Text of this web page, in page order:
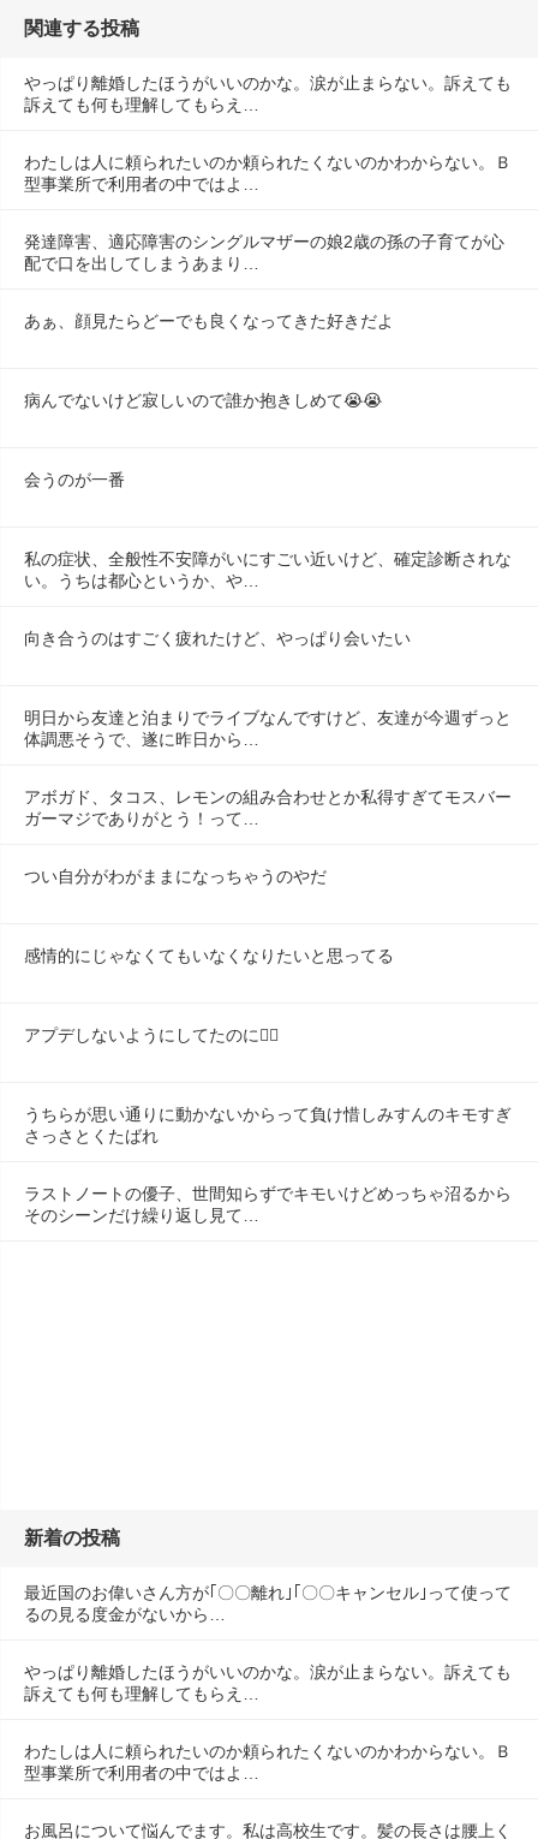
関連する投稿
やっぱり離婚したほうがいいのかな。涙が止まらない。訴えても
訴えても何も理解してもらえ…
わたしは人に頼られたいのか頼られたくないのかわからない。Ｂ
型事業所で利用者の中ではよ…
発達障害、適応障害のシングルマザーの娘2歳の孫の子育てが心
配で口を出してしまうあまり…
あぁ、顔見たらどーでも良くなってきた好きだよ
病んでないけど寂しいので誰か抱きしめて😭😭
会うのが一番
私の症状、全般性不安障がいにすごい近いけど、確定診断されな
い。うちは都心というか、や…
向き合うのはすごく疲れたけど、やっぱり会いたい
明日から友達と泊まりでライブなんですけど、友達が今週ずっと
体調悪そうで、遂に昨日から…
アボガド、タコス、レモンの組み合わせとか私得すぎてモスバー
ガーマジでありがとう！って…
つい自分がわがままになっちゃうのやだ
感情的にじゃなくてもいなくなりたいと思ってる
アプデしないようにしてたのに😶‍🌫️
うちらが思い通りに動かないからって負け惜しみすんのキモすぎ
さっさとくたばれ
ラストノートの優子、世間知らずでキモいけどめっちゃ沼るから
そのシーンだけ繰り返し見て…
新着の投稿
最近国のお偉いさん方が｢〇〇離れ｣｢〇〇キャンセル｣って使って
るの見る度金がないから…
やっぱり離婚したほうがいいのかな。涙が止まらない。訴えても
訴えても何も理解してもらえ…
わたしは人に頼られたいのか頼られたくないのかわからない。Ｂ
型事業所で利用者の中ではよ…
お風呂について悩んでます。私は高校生です。髪の長さは腰上く